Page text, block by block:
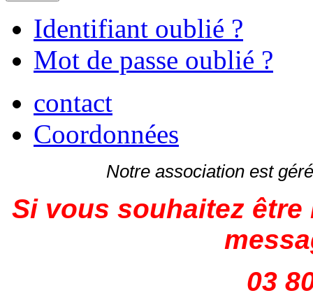
Identifiant oublié ?
Mot de passe oublié ?
contact
Coordonnées
Notre association est
Si vous souhaitez
03